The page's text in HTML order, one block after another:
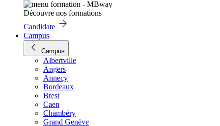
Découvre nos formations
Candidate
Campus
Campus
Albertville
Angers
Annecy
Bordeaux
Brest
Caen
Chambéry
Grand Genève